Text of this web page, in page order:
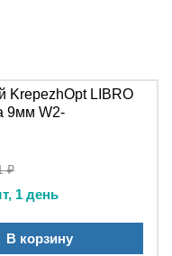
защита W2.
Либро)
W2 (AISI 304,
механизм
KrepezhOpt LIBRO
9мм W2-
₽
1 день
В корзину